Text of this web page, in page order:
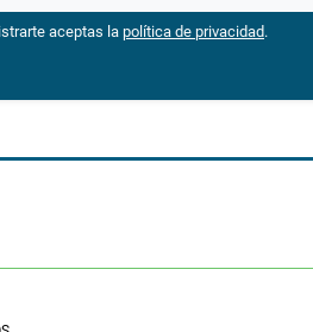
aceptas lapolítica de privacidad.